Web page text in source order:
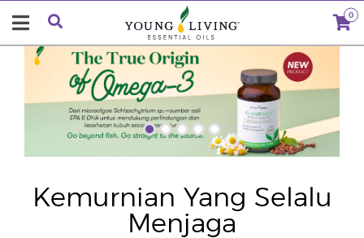
0
Kemurnian Yang Selalu
Menjaga